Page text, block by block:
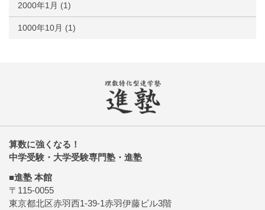
2000年1月 (1)
1000年10月 (1)
算数に強くなる！
中学受験・大学受験専門塾・進塾
■進塾 本館
〒115-0055
東京都北区赤羽西1-39-1赤羽伊藤ビル3階